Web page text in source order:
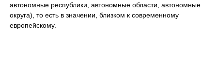
автономные республики, автономные области, автономные
округа), то есть в значении, близком к современному
европейскому.